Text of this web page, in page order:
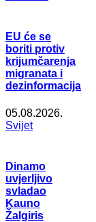
EU će se
boriti protiv
krijumčarenja
migranata i
dezinformacija
05.08.2026.
Svijet
Dinamo
uvjerljivo
svladao
Kauno
Žalgiris